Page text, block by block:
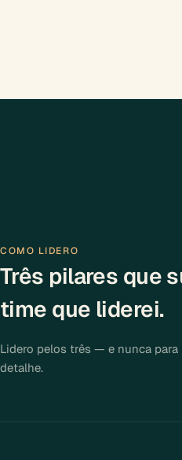
COMO LIDERO
Três pilares que
time que liderei.
Lidero pelos três — e nunca
detalhe.